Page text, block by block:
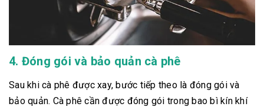
4. Đóng gói và bảo quản cà phê
Sau khi cà phê được xay, bước tiếp theo là đóng gói và
bảo quản. Cà phê cần được đóng gói trong bao bì kín khí